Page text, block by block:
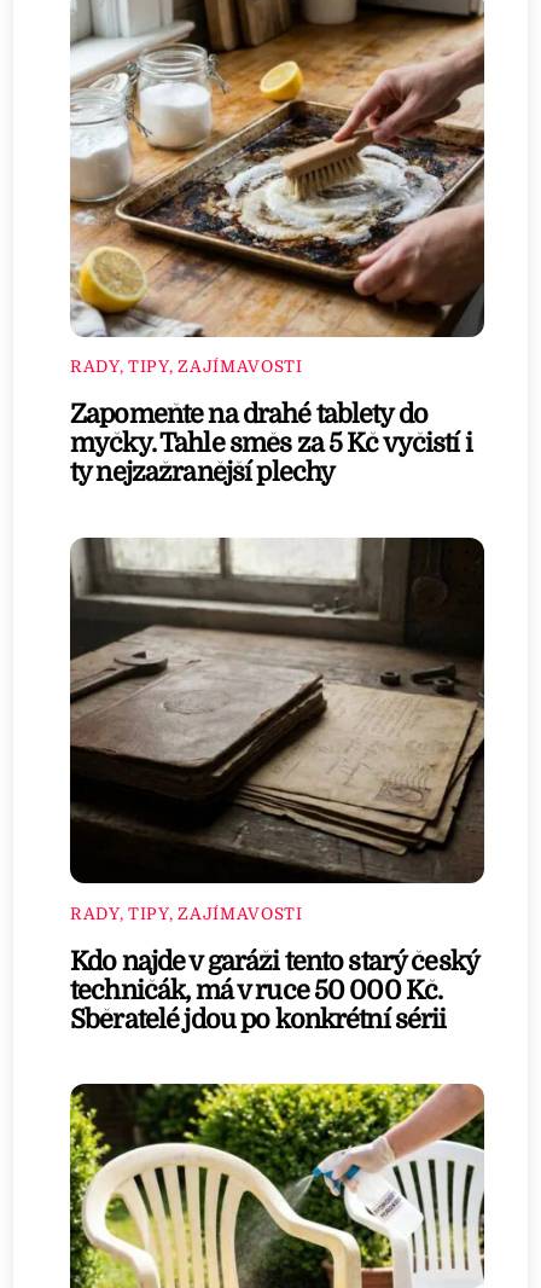
RADY, TIPY, ZAJÍMAVOSTI
Zapomeňte na drahé tablety do
myčky. Tahle směs za 5 Kč vyčistí i
ty nejzažranější plechy
RADY, TIPY, ZAJÍMAVOSTI
Kdo najde v garáži tento starý český
techničák, má v ruce 50 000 Kč.
Sběratelé jdou po konkrétní sérii